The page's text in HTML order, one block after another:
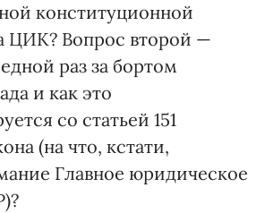
конституционной
ЦИК? Вопрос второй —
раз за бортом
и как это
со статьей 151
(на что, кстати,
Главное юридическое